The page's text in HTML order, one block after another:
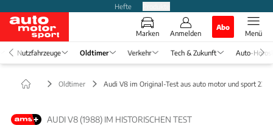
Hefte
Marken Anmelden
Abo
Menü
Nutzfahrzeuge Oldtimer Verkehr Tech & Zukunft Auto-
Oldtimer Audi V8 im Original-Test aus auto motor und sport 22/
AUDI V8 (1988) IM HISTORISCHEN TEST